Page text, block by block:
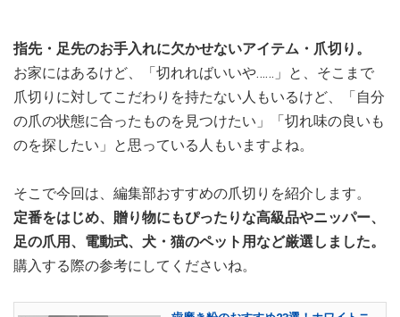
指先・足先のお手入れに欠かせないアイテム・爪切り。
お家にはあるけど、「切れればいいや……」と、そこまで
爪切りに対してこだわりを持たない人もいるけど、「自分
の爪の状態に合ったものを見つけたい」「切れ味の良いも
のを探したい」と思っている人もいますよね。
そこで今回は、編集部おすすめの爪切りを紹介します。
定番をはじめ、贈り物にもぴったりな高級品やニッパー、
足の爪用、電動式、犬・猫のペット用など厳選しました。
購入する際の参考にしてくださいね。